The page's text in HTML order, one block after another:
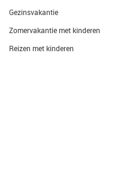
Gezinsvakantie
Zomervakantie met kinderen
Reizen met kinderen